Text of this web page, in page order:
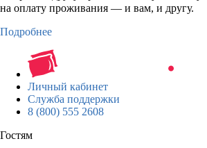
на оплату проживания — и вам, и другу.
Подробнее
Личный кабинет
Служба поддержки
8 (800) 555 2608
Гостям